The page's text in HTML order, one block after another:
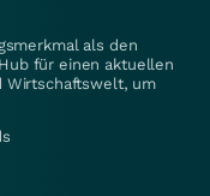
als den
für einen aktuellen
Wirtschaftswelt, um